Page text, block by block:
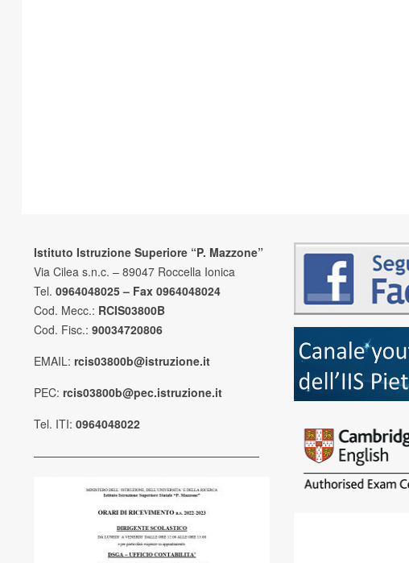
Istituto Istruzione Superiore “P. Mazzone”
Via Cilea s.n.c. – 89047 Roccella Ionica
Tel. 0964048025 – Fax 0964048024
Cod. Mecc.: RCIS03800B
Cod. Fisc.: 90034720806
EMAIL: rcis03800b@istruzione.it
PEC: rcis03800b@pec.istruzione.it
Tel. ITI: 0964048022
————————————————————